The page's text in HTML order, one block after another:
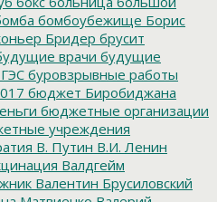
бомбоубежище Борис
Бридер брусит
врачи будущие
буровзрывные работы
бюджет Биробиджана
бюджетные организации
учреждения
В. Путин В.И. Ленин
Валдгейм
Валентин Брусиловский